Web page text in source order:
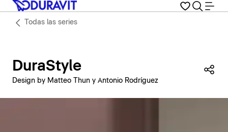
Todas las series
DuraStyle
Design by Matteo Thun y Antonio Rodríguez